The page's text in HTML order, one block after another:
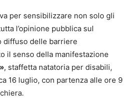
per sensibilizzare non solo gli
l’opinione pubblica sul
diffuso delle barriere
il senso della manifestazione
, staffetta natatoria per disabili,
16 luglio, con partenza alle ore 9